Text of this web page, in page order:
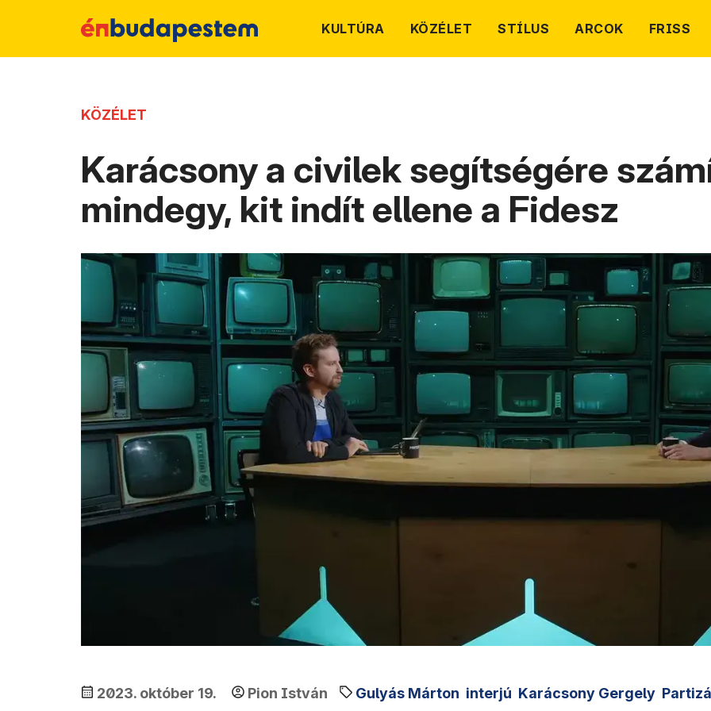
KULTÚRA KÖZÉLET STÍLUS ARCOK FRISS
KÖZÉLET
Karácsony a civilek segítségére
mindegy, kit indít ellene a Fidesz
2023. október 19. Pion István Gulyás Márton interjú Karácsony Gergely